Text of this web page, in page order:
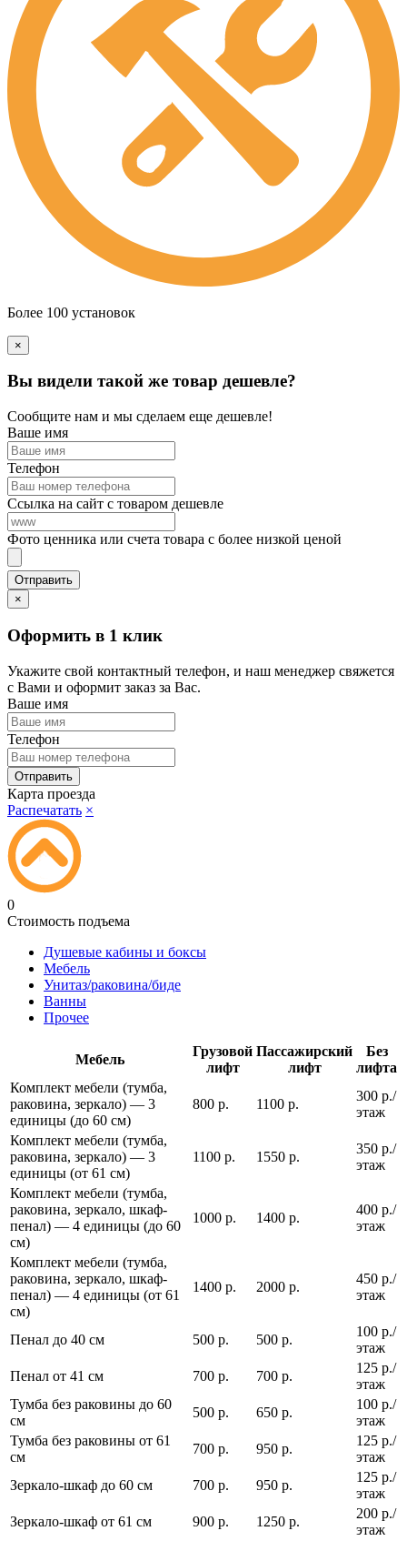
Более 100 установок
×
Вы видели такой же товар дешевле?
Сообщите нам и мы сделаем еще дешевле!
Ваше имя
Телефон
Ссылка на сайт с товаром дешевле
Фото ценника или счета товара с более низкой ценой
×
Оформить в 1 клик
Укажите свой контактный телефон, и наш менеджер свяжется
с Вами и оформит заказ за Вас.
Ваше имя
Телефон
Карта проезда
Распечатать ×
0
Стоимость подъема
Душевые кабины и боксы
Мебель
Унитаз/раковина/биде
Ванны
Прочее
Мебель
Грузовой
лифт
Пассажирский
лифт
Без
лифта
Комплект мебели (тумба,
раковина, зеркало) — 3
единицы (до 60 см)
800 р. 1100 р.
300 р./
этаж
Комплект мебели (тумба,
раковина, зеркало) — 3
единицы (от 61 см)
1100 р. 1550 р.
350 р./
этаж
Комплект мебели (тумба,
раковина, зеркало, шкаф-
пенал) — 4 единицы (до 60
см)
1000 р. 1400 р.
400 р./
этаж
Комплект мебели (тумба,
раковина, зеркало, шкаф-
пенал) — 4 единицы (от 61
см)
1400 р. 2000 р.
450 р./
этаж
Пенал до 40 см 500 р. 500 р.
100 р./
этаж
Пенал от 41 см
700 р. 700 р.
125 р./
этаж
Тумба без раковины до 60
см
500 р. 650 р.
100 р./
этаж
Тумба без раковины от 61
см
700 р. 950 р.
125 р./
этаж
Зеркало-шкаф до 60 см
700 р. 950 р.
125 р./
этаж
Зеркало-шкаф от 61 см
900 р. 1250 р.
200 р./
этаж